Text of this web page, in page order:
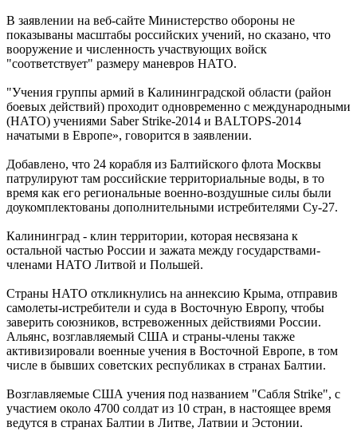
В заявлении на веб-сайте Министерство обороны не
показываны масштабы российских учений, но сказано, что
вооружение и численность участвующих войск
"соответствует" размеру маневров НАТО.
"Учения группы армий в Калининградской области (район
боевых действий) проходит одновременно с международными
(НАТО) учениями Saber Strike-2014 и BALTOPS-2014
начатыми в Европе», говорится в заявлении.
Добавлено, что 24 корабля из Балтийского флота Москвы
патрулируют там российские территориальные воды, в то
время как его региональные военно-воздушные силы были
доукомплектованы дополнительными истребителями Су-27.
Калининград - клин территории, которая несвязана к
остальной частью России и зажата между государствами-
членами НАТО Литвой и Польшей.
Страны НАТО откликнулись на аннексию Крыма, отправив
самолеты-истребители и суда в Восточную Европу, чтобы
заверить союзников, встревоженных действиями России.
Альянс, возглавляемый США и страны-члены также
активизировали военные учения в Восточной Европе, в том
числе в бывших советских республиках в странах Балтии.
Возглавляемые США учения под названием "Сабля Strike", с
участием около 4700 солдат из 10 стран, в настоящее время
ведутся в странах Балтии в Литве, Латвии и Эстонии.